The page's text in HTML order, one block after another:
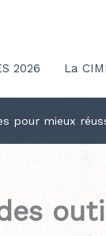
2026 La
pour mieux